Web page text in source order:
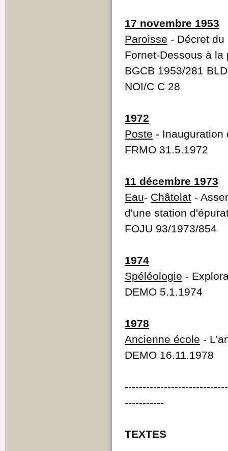
17 novembre 1953
Paroisse - Décret
Fornet-Dessous à
BGCB 1953/281
NOI/C C 28
1972
Poste - Inauguration
FRMO 31.5.1972
11 décembre 1973
Eau- Châtelat -
d'une station
FOJU 93/1973/854
1974
Spéléologie -
DEMO 5.1.1974
1978
Ancienne école -
DEMO 16.11.1978
-----------
TEXTES